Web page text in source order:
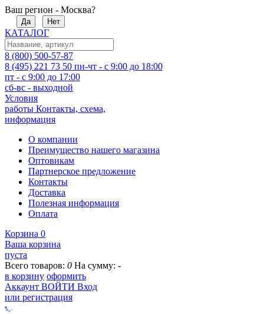
Ваш регион - Москва?
Да Нет
КАТАЛОГ
8 (800) 500-57-87
8 (495) 221 73 50 пн-чт - с 9:00 до 18:00
пт - с 9:00 до 17:00
сб-вс - выходной
Условия
работы Контакты, схема,
информация
О компании
Преимущество нашего магазина
Оптовикам
Партнерское предложение
Контакты
Доставка
Полезная информация
Оплата
Корзина 0
Ваша корзина
пуста
Всего товаров: 0 На сумму: -
в корзину оформить
Аккаунт ВОЙТИ Вход
или регистрация